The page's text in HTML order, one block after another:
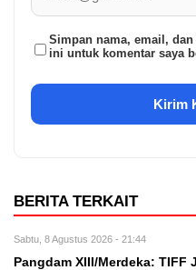
Simpan nama, email,
ini untuk komentar saya
BERITA TERKAIT
Sabtu, 8 Agustus 2026 - 21:44
Pangdam XIII/Merdeka: